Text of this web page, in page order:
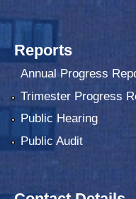
Reports
Annual Progress
Trimester Progress
Public Hearing
Public Audit